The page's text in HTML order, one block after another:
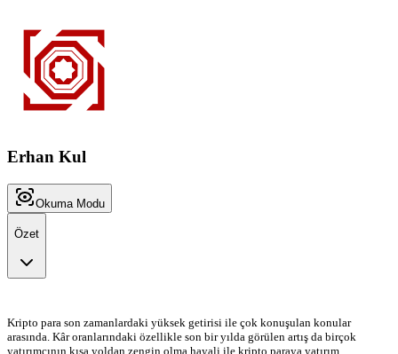
Erhan Kul
Okuma Modu
Özet
Kripto para son zamanlardaki yüksek getirisi ile çok konuşulan konular
arasında. Kâr oranlarındaki özellikle son bir yılda görülen artış da birçok
yatırımcının kısa yoldan zengin olma hayali ile kripto paraya yatırım